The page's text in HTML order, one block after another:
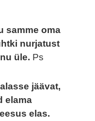
samme oma
nurjatust
üle. Ps
jäävat,
elama
elas.